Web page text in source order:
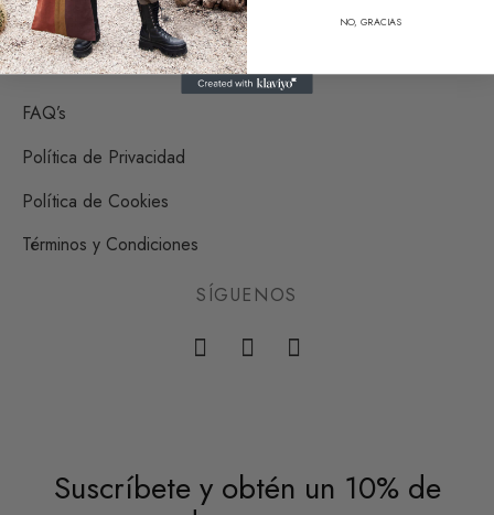
Contacto
AYUDA
FAQ’s
Política de Privacidad
Política de Cookies
Términos y Condiciones
SÍGUENOS
Suscríbete y obtén un 10% de
NO, GRACIAS